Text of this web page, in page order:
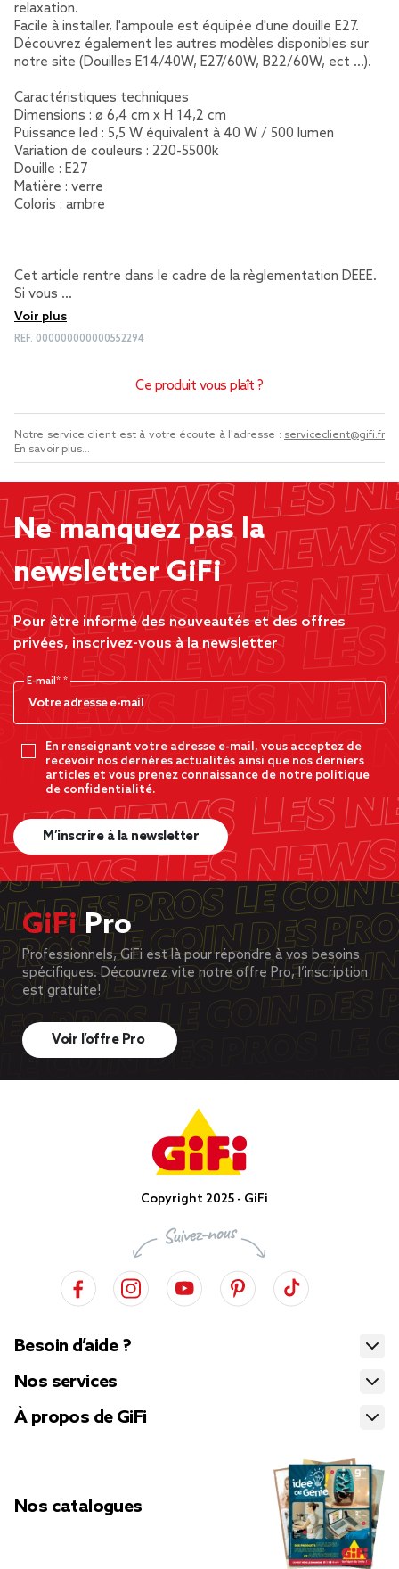
relaxation.
Facile à installer, l'ampoule est équipée d'une douille E27.
Découvrez également les autres modèles disponibles sur
notre site (Douilles E14/40W, E27/60W, B22/60W, ect ...).
Caractéristiques techniques
Dimensions : ø 6,4 cm x H 14,2 cm
Puissance led : 5,5 W équivalent à 40 W / 500 lumen
Variation de couleurs : 220-5500k
Douille : E27
Matière : verre
Coloris : ambre
Cet article rentre dans le cadre de la règlementation DEEE.
Si vous …
Voir plus
REF. 000000000000552294
Ce produit vous plaît ?
Notre service client est à votre écoute à l'adresse : serviceclient@gifi.fr
En savoir plus...
Ne manquez pas la
newsletter GiFi
Pour être informé des nouveautés et des offres
privées, inscrivez-vous à la newsletter
E-mail*
En renseignant votre adresse e-mail, vous acceptez de
recevoir nos dernères actualités ainsi que nos derniers
articles et vous prenez connaissance de notre politique
de confidentialité.
M’inscrire à la newsletter
GiFiPro
Professionnels, GiFi est là pour répondre à vos besoins
spécifiques. Découvrez vite notre offre Pro, l’inscription
est gratuite!
Voir l’offre Pro
Copyright 2025 - GiFi
Besoin d’aide ?
Nos services
À propos de GiFi
Nos catalogues